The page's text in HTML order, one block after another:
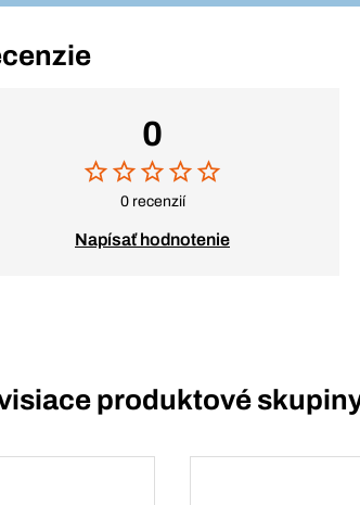
0
0 recenzií
Napísať hodnotenie
produktové